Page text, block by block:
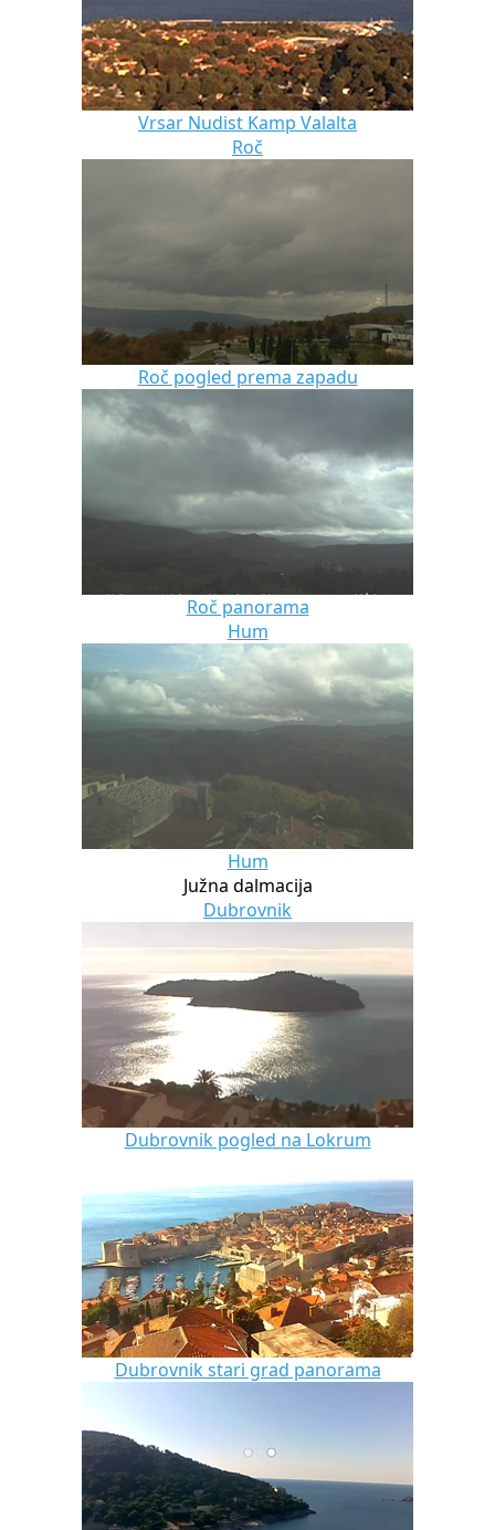
Vrsar Nudist Kamp Valalta
Roč
Roč pogled prema zapadu
Roč panorama
Hum
Hum
Južna dalmacija
Dubrovnik
Dubrovnik pogled na Lokrum
Dubrovnik stari grad panorama